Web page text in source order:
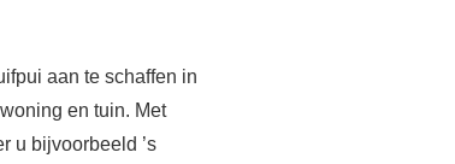
aan te schaffen in
en tuin. Met
u bijvoorbeeld ’s